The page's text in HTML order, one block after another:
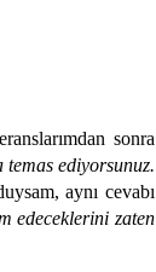
sonra
ediyorsunuz.
aynı cevabı
edeceklerini zaten